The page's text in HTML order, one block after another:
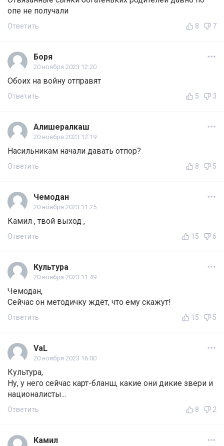
опе не получали
Ответить 8 7
Боря
20 ноября 2023 12:20
Обоих на войну отправят
Ответить 5 3
Алишералкаш
20 ноября 2023 12:19
Насильникам начали давать отпор?
Ответить 8 5
Чемодан
20 ноября 2023 11:25
Камил , твой выход ,
Ответить 15 6
Культура
20 ноября 2023 11:49
Чемодан,
Сейчас он методичку ждёт, что ему скажут!
Ответить 15 5
VaL
20 ноября 2023 16:00
Культура,
Ну, у него сейчас карт-бланш, какие они дикие звери и
националисты...
Ответить 8 2
Камил